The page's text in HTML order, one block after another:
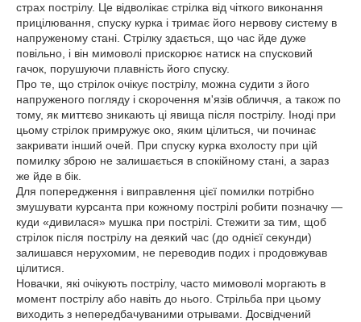
страх пострілу. Це відволікає стрілка від чіткого виконання
прицілювання, спуску курка і тримає його нервову систему в
напруженому стані. Стрілку здається, що час йде дуже
повільно, і він мимоволі прискорює натиск на спусковий
гачок, порушуючи плавність його спуску.
Про те, що стрілок очікує пострілу, можна судити з його
напруженого погляду і скорочення м'язів обличчя, а також по
тому, як миттєво зникають ці явища після пострілу. Іноді при
цьому стрілок примружує око, яким цілиться, чи починає
закривати інший очей. При спуску курка вхолосту при цій
помилку зброю не залишається в спокійному стані, а зараз
же йде в бік.
Для попередження і виправлення цієї помилки потрібно
змушувати курсанта при кожному пострілі робити позначку —
куди «дивилася» мушка при пострілі. Стежити за тим, щоб
стрілок після пострілу на деякий час (до однієї секунди)
залишався нерухомим, не переводив подих і продовжував
цілитися.
Новачки, які очікують пострілу, часто мимоволі моргають в
момент пострілу або навіть до нього. Стрільба при цьому
виходить з непередбачуваними отрывами. Досвідчений